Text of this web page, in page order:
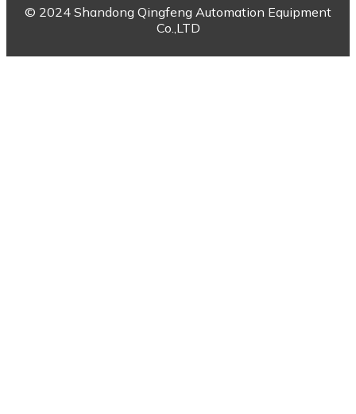
© 2024 Shandong Qingfeng Automation Equipment
Co.,LTD